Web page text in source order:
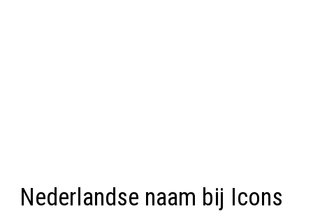
Nederlandse naam bij Icons